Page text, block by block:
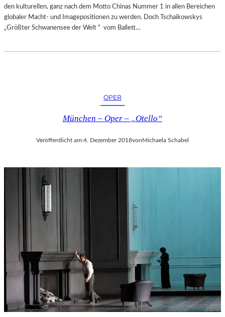
den kulturellen, ganz nach dem Motto Chinas Nummer 1 in allen Bereichen
globaler Macht- und Imagepositionen zu werden. Doch Tschaikowskys
„Größter Schwanensee der Welt “ vom Ballett…
OPER
München – Oper – „Otello“
Veröffentlicht am:4. Dezember 2018vonMichaela Schabel